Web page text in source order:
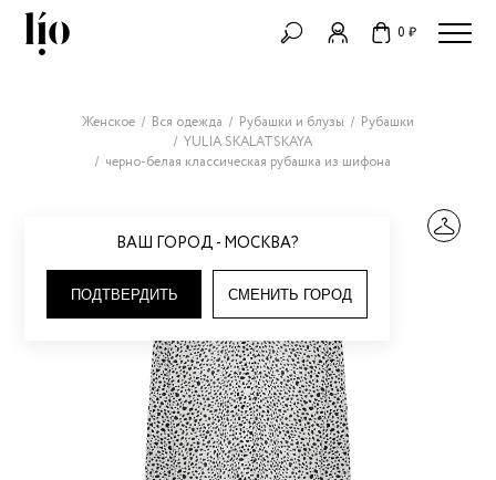
0 ₽
ВАШ ГОРОД - МОСКВА?
ПОДТВЕРДИТЬ СМЕНИТЬ ГОРОД
Женское Вся одежда Рубашки и блузы
Рубашки
YULIA SKALATSKAYA
черно-белая классическая рубашка из шифона